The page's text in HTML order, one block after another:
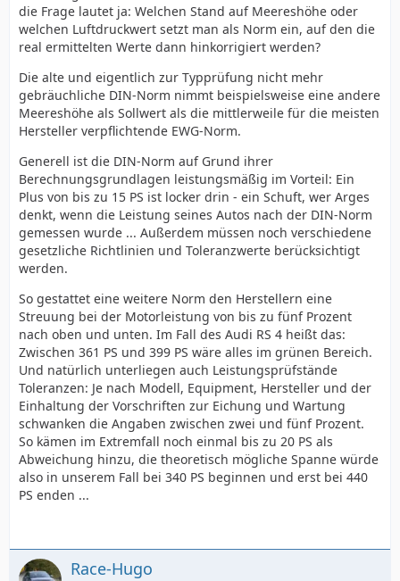
die Frage lautet ja: Welchen Stand auf Meereshöhe oder
welchen Luftdruckwert setzt man als Norm ein, auf den die
real ermittelten Werte dann hinkorrigiert werden?
Die alte und eigentlich zur Typprüfung nicht mehr
gebräuchliche DIN-Norm nimmt beispielsweise eine andere
Meereshöhe als Sollwert als die mittlerweile für die meisten
Hersteller verpflichtende EWG-Norm.
Generell ist die DIN-Norm auf Grund ihrer
Berechnungsgrundlagen leistungsmäßig im Vorteil: Ein
Plus von bis zu 15 PS ist locker drin - ein Schuft, wer Arges
denkt, wenn die Leistung seines Autos nach der DIN-Norm
gemessen wurde ... Außerdem müssen noch verschiedene
gesetzliche Richtlinien und Toleranzwerte berücksichtigt
werden.
So gestattet eine weitere Norm den Herstellern eine
Streuung bei der Motorleistung von bis zu fünf Prozent
nach oben und unten. Im Fall des Audi RS 4 heißt das:
Zwischen 361 PS und 399 PS wäre alles im grünen Bereich.
Und natürlich unterliegen auch Leistungsprüfstände
Toleranzen: Je nach Modell, Equipment, Hersteller und der
Einhaltung der Vorschriften zur Eichung und Wartung
schwanken die Angaben zwischen zwei und fünf Prozent.
So kämen im Extremfall noch einmal bis zu 20 PS als
Abweichung hinzu, die theoretisch mögliche Spanne würde
also in unserem Fall bei 340 PS beginnen und erst bei 440
PS enden ...
Race-Hugo